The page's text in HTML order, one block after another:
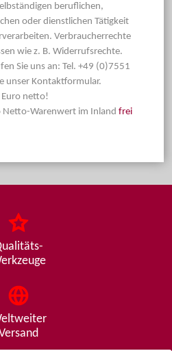
beruflichen,
oder dienstlichen Tätigkeit
Verbraucherrechte
wie z. B. Widerrufsrechte.
Sie uns an: Tel. +49 (0)7551
unser Kontaktformular.
netto!
Netto-Warenwert im Inland frei